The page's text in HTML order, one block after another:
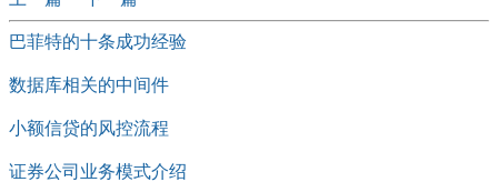
巴菲特的十条成功经验
数据库相关的中间件
小额信贷的风控流程
证券公司业务模式介绍